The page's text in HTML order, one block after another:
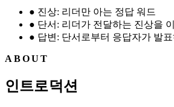
● 진상: 리더만 아는 정답 워드
● 단서: 리더가 전달하는 진상을
● 답변: 단서로부터 응답자가 발표
ABOUT
인트로덕션